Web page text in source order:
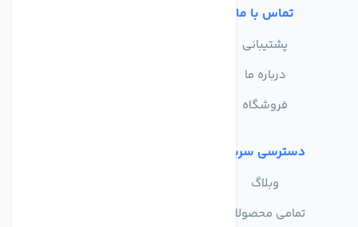
تماس با ما
پشتیبانی
درباره ما
فروشگاه
دسترسی سریع
وبلاگ
تمامی محصولات